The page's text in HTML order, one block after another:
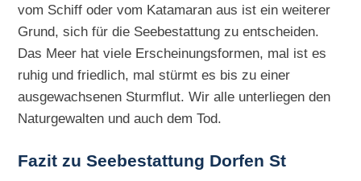
vom Schiff oder vom Katamaran aus ist ein weiterer
Grund, sich für die Seebestattung zu entscheiden.
Das Meer hat viele Erscheinungsformen, mal ist es
ruhig und friedlich, mal stürmt es bis zu einer
ausgewachsenen Sturmflut. Wir alle unterliegen den
Naturgewalten und auch dem Tod.
Fazit zu Seebestattung Dorfen St